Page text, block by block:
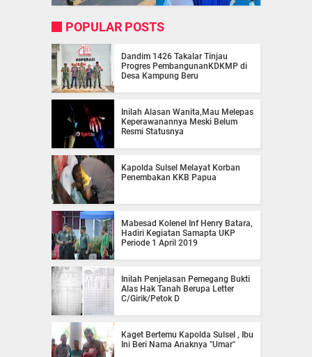
POPULAR POSTS
Dandim 1426 Takalar Tinjau
Progres PembangunanKDKMP di
Desa Kampung Beru
Inilah Alasan Wanita,Mau Melepas
Keperawanannya Meski Belum
Resmi Statusnya
Kapolda Sulsel Melayat Korban
Penembakan KKB Papua
Mabesad Kolenel Inf Henry Batara,
Hadiri Kegiatan Samapta UKP
Periode 1 April 2019
Inilah Penjelasan Pemegang Bukti
Alas Hak Tanah Berupa Letter
C/Girik/Petok D
Kaget Bertemu Kapolda Sulsel , Ibu
Ini Beri Nama Anaknya "Umar"